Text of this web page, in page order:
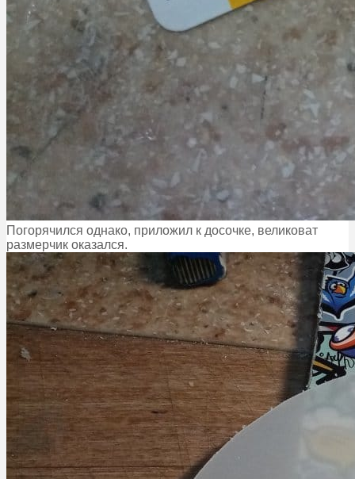
Погорячился однако, приложил к досочке, великоват
размерчик оказался.